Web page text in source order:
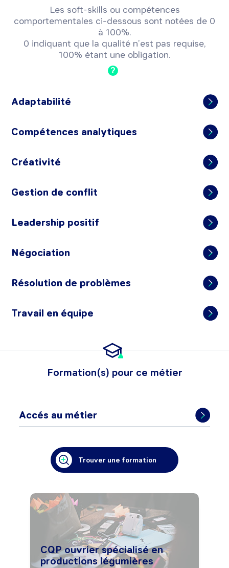
Les soft-skills ou compétences
comportementales ci-dessous sont notées de 0
à 100%.
0 indiquant que la qualité n’est pas requise,
100% étant une obligation.
?
Adaptabilité
Compétences analytiques
Créativité
Gestion de conflit
Leadership positif
Négociation
Résolution de problèmes
Travail en équipe
Formation(s) pour ce métier
Accés au métier
Trouver une formation
CQP ouvrier spécialisé en
productions légumières